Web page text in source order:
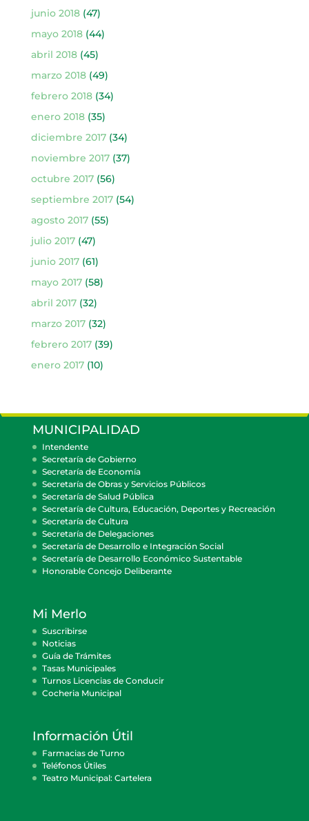
junio 2018(47)
mayo 2018(44)
abril 2018(45)
marzo 2018(49)
febrero 2018(34)
enero 2018(35)
diciembre 2017(34)
noviembre 2017(37)
octubre 2017(56)
septiembre 2017(54)
agosto 2017(55)
julio 2017(47)
junio 2017(61)
mayo 2017(58)
abril 2017(32)
marzo 2017(32)
febrero 2017(39)
enero 2017(10)
MUNICIPALIDAD
Intendente
Secretaría de Gobierno
Secretaría de Economía
Secretaría de Obras y Servicios Públicos
Secretaría de Salud Pública
Secretaría de Cultura, Educación, Deportes y Recreación
Secretaría de Cultura
Secretaría de Delegaciones
Secretaría de Desarrollo e Integración Social
Secretaría de Desarrollo Económico Sustentable
Honorable Concejo Deliberante
Mi Merlo
Suscribirse
Noticias
Guía de Trámites
Tasas Municipales
Turnos Licencias de Conducir
Cocheria Municipal
Información Útil
Farmacias de Turno
Teléfonos Útiles
Teatro Municipal: Cartelera